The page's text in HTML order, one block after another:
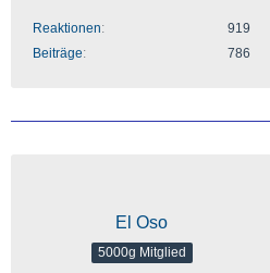
Reaktionen
919
Beiträge
786
El Oso
5000g Mitglied